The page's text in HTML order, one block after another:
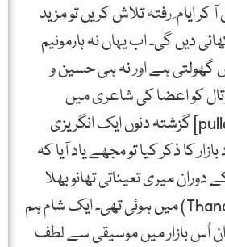
آ کر ایام ِ رفتہ تلاش کریں تو مزید
دیں گی۔ اب یہاں نہ ہارمونیم
گھولتی ہے اور نہ ہی حسین و
کو اعضا کی شاعری میں
ڈھالتی ہیں۔[pullquote] گزشتہ دنوں ایک انگریزی
کا ذکر کیا تو مجھے یاد آیا کہ
کے دوران میری تعیناتی تھانو بھلا
خان(Thano Bulla Khan) میں ہوئی تھی۔ ایک شام ہم
اُس بازار میں موسیقی سے لطف